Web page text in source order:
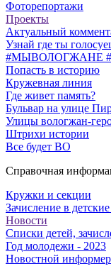
Фоторепортажи
Проекты
Актуальный
Узнай где ты
#МЫВОЛОГЖАНЕ
Попасть в историю
Кружевная линия
Где живет память?
Бульвар на улице
Улицы вологжан-
Штрихи истории
Все будет ВО
Справочная
Кружки и секции
Зачисление в
Новости
Списки детей,
Год молодежи - 2023
Новостной информер